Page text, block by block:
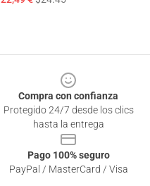
Compra con confianza
Protegido 24/7 desde los clics
hasta la entrega
Pago 100% seguro
PayPal / MasterCard / Visa